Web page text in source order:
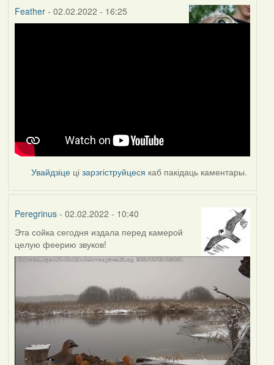
Feather- 02.02.2022 - 16:25
Увайдзіце цізарэгіструйцеся каб пакідаць каментары.
Peregrinus- 02.02.2022 - 10:40
Эта сойка сегодня издала перед камерой
целую феерию звуков!